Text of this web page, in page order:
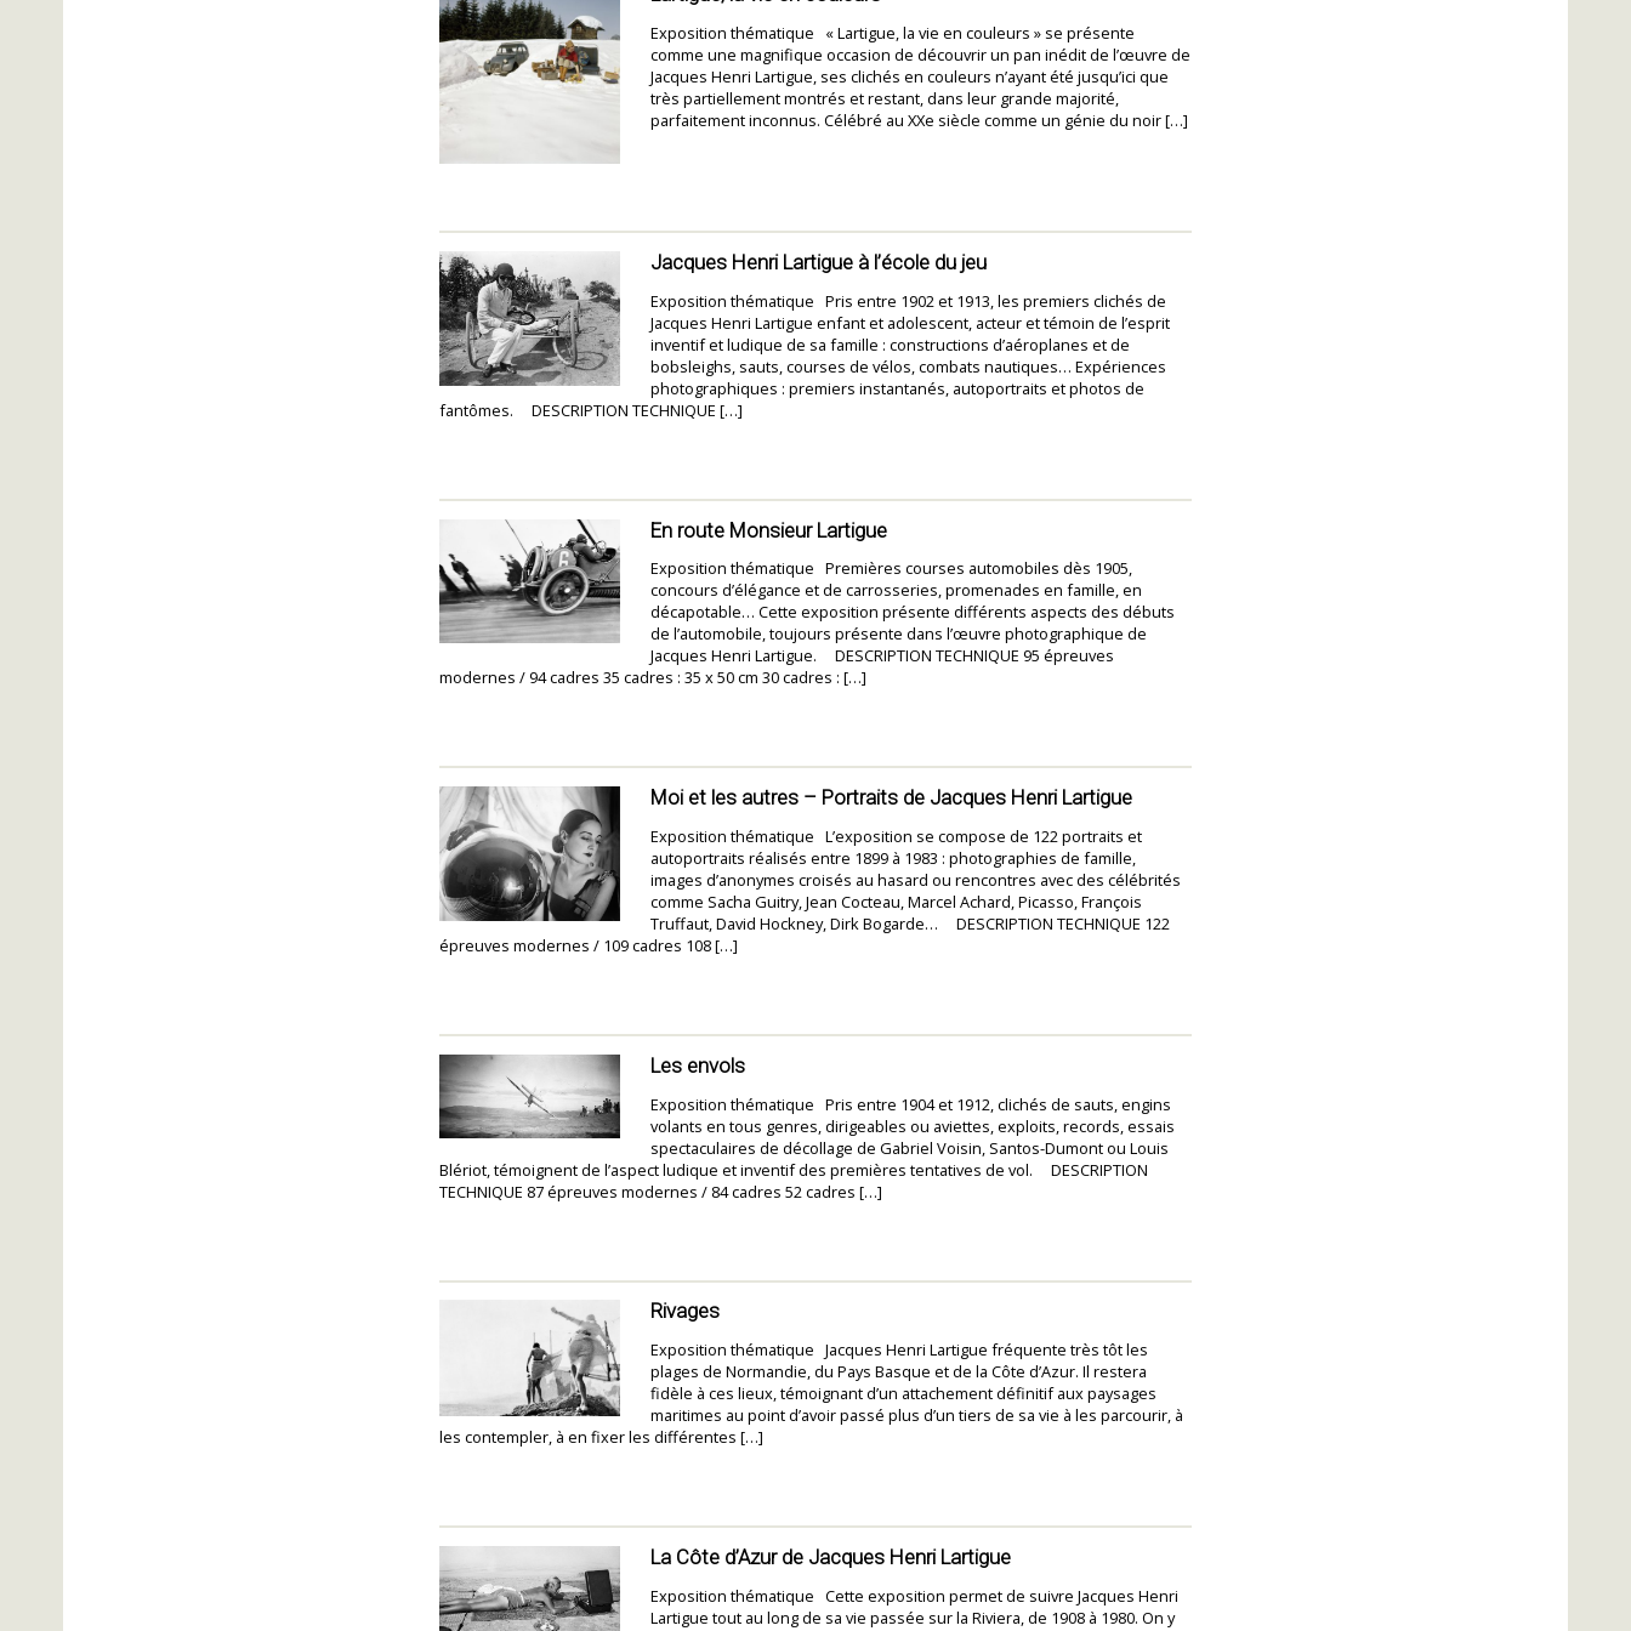
Exposition thématique « Lartigue, la vie en couleurs » se présente
comme une magnifique occasion de découvrir un pan inédit de l’œuvre de
Jacques Henri Lartigue, ses clichés en couleurs n’ayant été jusqu’ici que
très partiellement montrés et restant, dans leur grande majorité,
parfaitement inconnus. Célébré au XXe siècle comme un génie du noir […]
Jacques Henri Lartigue à l’école du jeu
Exposition thématique Pris entre 1902 et 1913, les premiers clichés de
Jacques Henri Lartigue enfant et adolescent, acteur et témoin de l’esprit
inventif et ludique de sa famille : constructions d’aéroplanes et de
bobsleighs, sauts, courses de vélos, combats nautiques… Expériences
photographiques : premiers instantanés, autoportraits et photos de
fantômes. DESCRIPTION TECHNIQUE […]
En route Monsieur Lartigue
Exposition thématique Premières courses automobiles dès 1905,
concours d’élégance et de carrosseries, promenades en famille, en
décapotable… Cette exposition présente différents aspects des débuts
de l’automobile, toujours présente dans l’œuvre photographique de
Jacques Henri Lartigue. DESCRIPTION TECHNIQUE 95 épreuves
modernes / 94 cadres 35 cadres : 35 x 50 cm 30 cadres : […]
Moi et les autres – Portraits de Jacques Henri Lartigue
Exposition thématique L’exposition se compose de 122 portraits et
autoportraits réalisés entre 1899 à 1983 : photographies de famille,
images d’anonymes croisés au hasard ou rencontres avec des célébrités
comme Sacha Guitry, Jean Cocteau, Marcel Achard, Picasso, François
Truffaut, David Hockney, Dirk Bogarde… DESCRIPTION TECHNIQUE 122
épreuves modernes / 109 cadres 108 […]
Les envols
Exposition thématique Pris entre 1904 et 1912, clichés de sauts, engins
volants en tous genres, dirigeables ou aviettes, exploits, records, essais
spectaculaires de décollage de Gabriel Voisin, Santos-Dumont ou Louis
Blériot, témoignent de l’aspect ludique et inventif des premières tentatives de vol. DESCRIPTION
TECHNIQUE 87 épreuves modernes / 84 cadres 52 cadres […]
Rivages
Exposition thématique Jacques Henri Lartigue fréquente très tôt les
plages de Normandie, du Pays Basque et de la Côte d’Azur. Il restera
fidèle à ces lieux, témoignant d’un attachement définitif aux paysages
maritimes au point d’avoir passé plus d’un tiers de sa vie à les parcourir, à
les contempler, à en fixer les différentes […]
La Côte d’Azur de Jacques Henri Lartigue
Exposition thématique Cette exposition permet de suivre Jacques Henri
Lartigue tout au long de sa vie passée sur la Riviera, de 1908 à 1980. On y